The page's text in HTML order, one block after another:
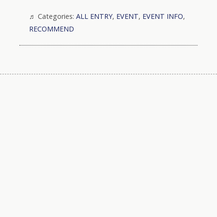
Categories: ALL ENTRY, EVENT, EVENT INFO,
RECOMMEND